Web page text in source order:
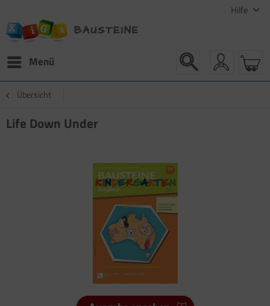
Hilfe
Menü
Übersicht
Life Down Under